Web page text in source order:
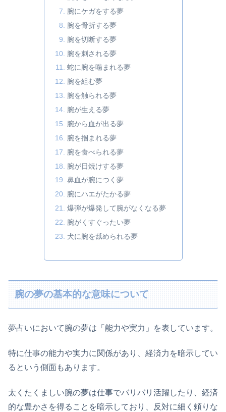
腕にケガをする夢
腕を骨折する夢
腕を切断する夢
腕を刺される夢
蛇に腕を噛まれる夢
腕を組む夢
腕を触られる夢
腕が生える夢
腕から血が出る夢
腕を掴まれる夢
腕を食べられる夢
腕が日焼けする夢
鼻血が腕につく夢
腕にハエがたかる夢
爆弾が爆発して腕がなくなる夢
腕がくすぐったい夢
犬に腕を舐められる夢
腕の夢の基本的な意味について
夢占いにおいて腕の夢は「能力や実力」を表しています。
特に仕事の能力や実力に関係があり、経済力を暗示してい
るという側面もあります。
太くたくましい腕の夢は仕事でバリバリ活躍したり、経済
的な豊かさを得ることを暗示しており、反対に細く頼りな